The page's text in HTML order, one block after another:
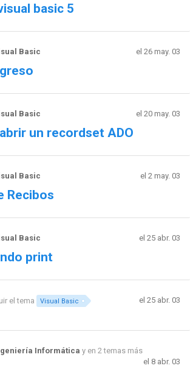
basic 5
Basic el 26 may. 03
Basic el 20 may. 03
un recordset ADO
Basic el 2 may. 03
Recibos
Basic el 25 abr. 03
print
el tema Visual Basic el 25 abr. 03
Informática y en 2 temas más
el 8 abr. 03